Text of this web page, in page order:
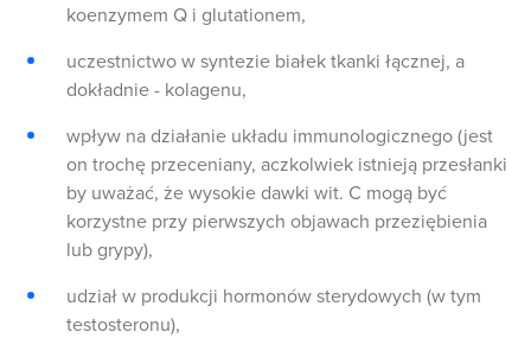
koenzymem Q i glutationem,
uczestnictwo w syntezie białek tkanki łącznej, a
dokładnie - kolagenu,
wpływ na działanie układu immunologicznego (jest
on trochę przeceniany, aczkolwiek istnieją przesłanki
by uważać, że wysokie dawki wit. C mogą być
korzystne przy pierwszych objawach przeziębienia
lub grypy),
udział w produkcji hormonów sterydowych (w tym
testosteronu),